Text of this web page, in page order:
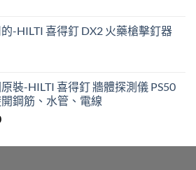
-HILTI 喜得釘 DX2 火藥槍擊釘器
裝-HILTI 喜得釘 牆體探測儀 PS50
鋼筋、水管、電線